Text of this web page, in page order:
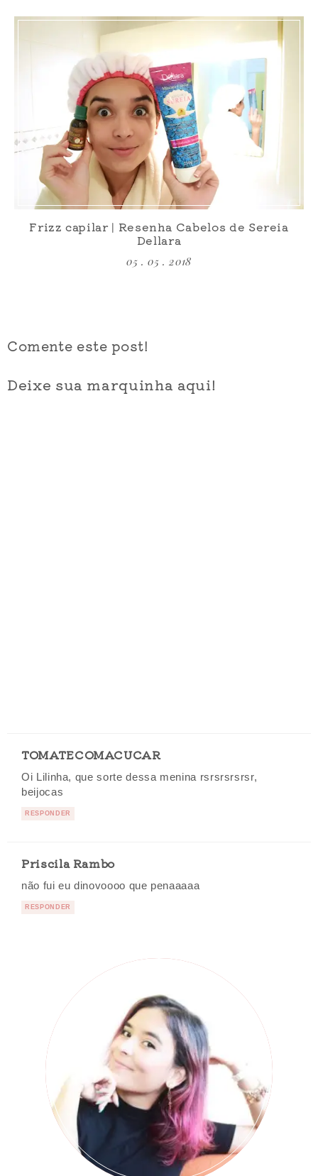
Frizz capilar | Resenha Cabelos de Sereia
Dellara
05 . 05 . 2018
Comente este post!
Deixe sua marquinha aqui!
TOMATECOMACUCAR
Oi Lilinha, que sorte dessa menina rsrsrsrsrsr,
beijocas
RESPONDER
Priscila Rambo
não fui eu dinovoooo que penaaaaa
RESPONDER